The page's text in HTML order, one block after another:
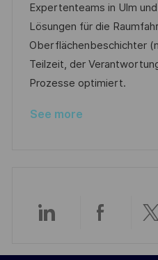
t
i
o
n
e
d
D
a
t
e
g
o
r
y
Expertenteams in Ulm
Lösungen für die
Oberflächenbeschichter
Teilzeit, der
Prozesse optimiert.
See more
Share
Share